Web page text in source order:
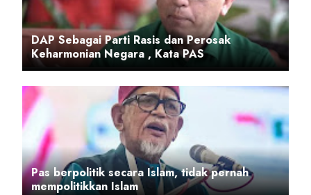
DAP Sebagai Parti Rasis dan Perosak
Keharmonian Negara , Kata PAS
Pas berpolitik secara Islam, tidak pernah
mempolitikkan Islam